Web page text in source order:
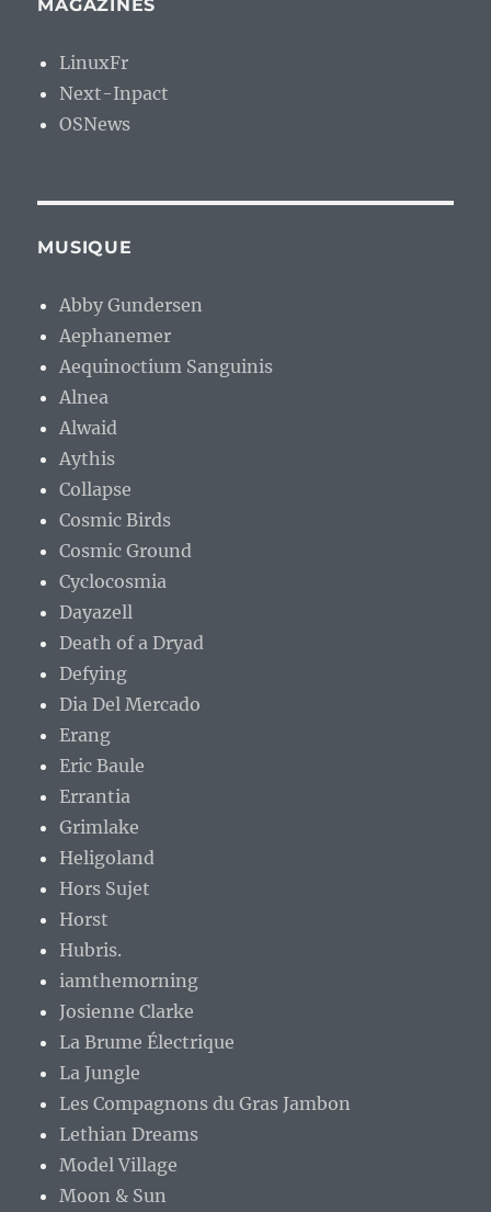
MAGAZINES
LinuxFr
Next-Inpact
OSNews
MUSIQUE
Abby Gundersen
Aephanemer
Aequinoctium Sanguinis
Alnea
Alwaid
Aythis
Collapse
Cosmic Birds
Cosmic Ground
Cyclocosmia
Dayazell
Death of a Dryad
Defying
Dia Del Mercado
Erang
Eric Baule
Errantia
Grimlake
Heligoland
Hors Sujet
Horst
Hubris.
iamthemorning
Josienne Clarke
La Brume Électrique
La Jungle
Les Compagnons du Gras Jambon
Lethian Dreams
Model Village
Moon & Sun